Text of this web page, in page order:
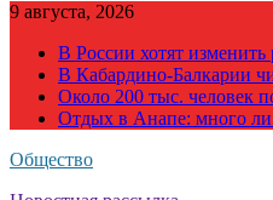
9 августа, 2026
В России хотят
В Кабардино-Балкарии
Около 200 тыс. человек
Отдых в Анапе: много ли
Общество